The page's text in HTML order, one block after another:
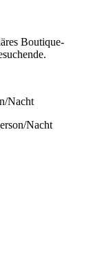
Boutique-
Nacht
Nacht